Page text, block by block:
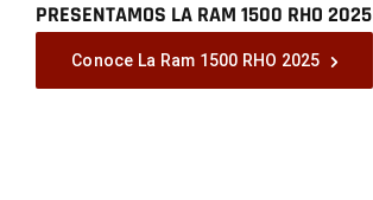
PRESENTAMOS LA RAM 1500 RHO 2025
,
Conoce La Ram 1500 RHO 2025